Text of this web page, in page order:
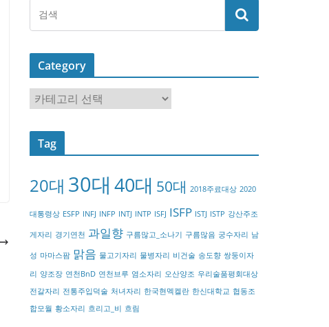
Category
a
t
o
y
Tag
20대 30대 40대 50대 2018주료대상 2020
대통령상 ESFP INFJ INFP INTJ INTP ISFJ ISFP ISTJ ISTP 강산주조
게자리 경기연천 과일향 구름많고_소나기 구름많음 궁수자리 남
성 마마스팜 맑음 물고기자리 물병자리 비건술 송도향 쌍둥이자
리 양조장 연천BnD 연천브루 염소자리 오산양조 우리술품평회대상
전갈자리 전통주입덕술 처녀자리 한국현멕켈란 한신대학교 협동조
합모월 황소자리 흐리고_비 흐림